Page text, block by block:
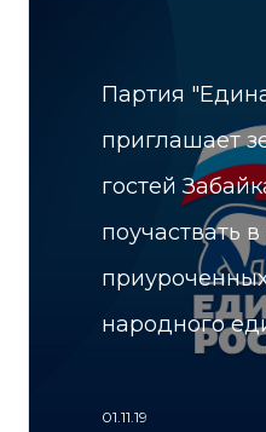
Партия
приглашает
гостей
поучаствать
народного
01.11.19